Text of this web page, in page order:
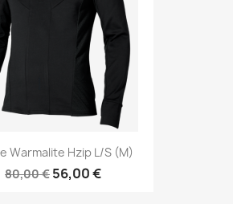
Warmalite Hzip L/s (M)
80,00 € 56,00 €